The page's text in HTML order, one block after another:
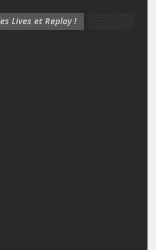
Lives et Replay !